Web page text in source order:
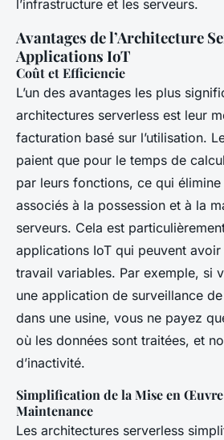
l’infrastructure et les serveurs.
Avantages de l’Architecture
Applications IoT
Coût et Efficiencie
L’un des avantages les plus
architectures serverless est leur
facturation basé sur l’utilisation.
paient que pour le temps de
par leurs fonctions, ce qui
associés à la possession et à la
serveurs. Cela est
applications IoT qui peuvent
travail variables. Par exemple, si
une application de surveillance
dans une usine, vous ne payez
où les données sont traitées, et
d’inactivité.
Simplification de la Mise en Œuvre
Maintenance
Les architectures serverless